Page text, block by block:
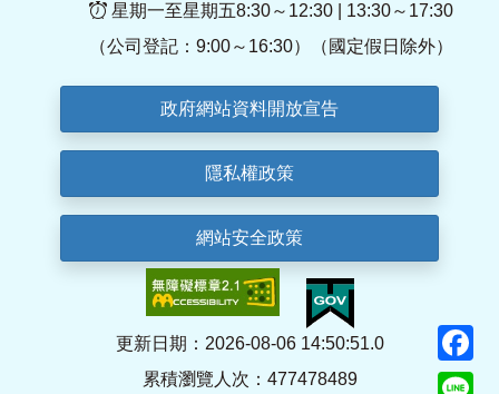
星期一至星期五8:30～12:30 | 13:30～17:30
（公司登記：9:00～16:30）（國定假日除外）
政府網站資料開放宣告
隱私權政策
網站安全政策
更新日期：2026-08-06 14:50:51.0
累積瀏覽人次：477478489